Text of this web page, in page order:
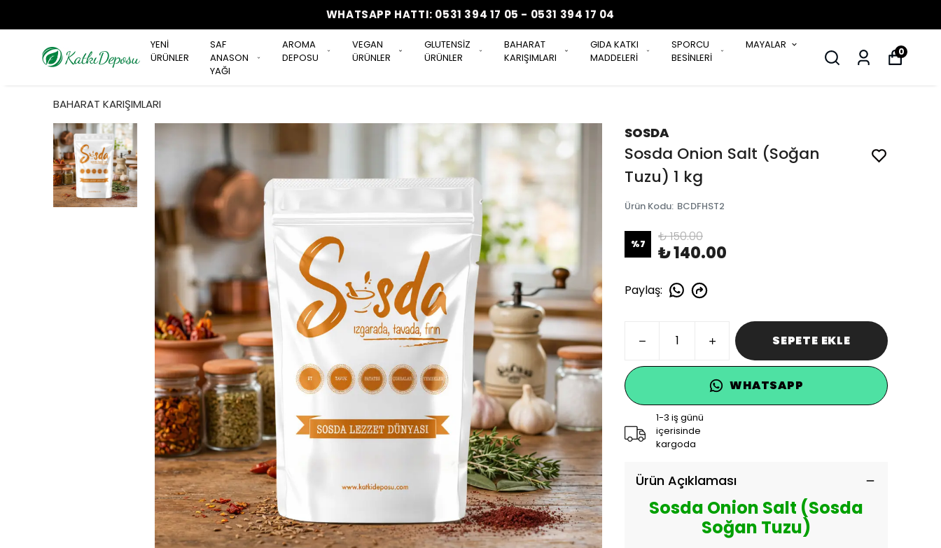
WHATSAPP HATTI: 0531 394 17 05 - 0531 394 17 04
YENİ
ÜRÜNLER
SAF
ANASON
YAĞI
AROMA
DEPOSU
VEGAN
ÜRÜNLER
GLUTENSİZ
ÜRÜNLER
BAHARAT
KARIŞIMLARI
GIDA KATKI
MADDELERİ
SPORCU
BESİNLERİ
MAYALAR
0
BAHARAT KARIŞIMLARI
SOSDA
Sosda Onion Salt (Soğan
Tuzu) 1 kg
Ürün Kodu: BCDFHST2
%7 ₺ 150.00
₺ 140.00
Paylaş:
SEPETE EKLE
WHATSAPP
1-3 iş günü
içerisinde
kargoda
Ürün Açıklaması
Sosda Onion Salt (Sosda
Soğan Tuzu)